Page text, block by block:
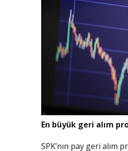
En büyük geri alım
SPK’nın pay geri